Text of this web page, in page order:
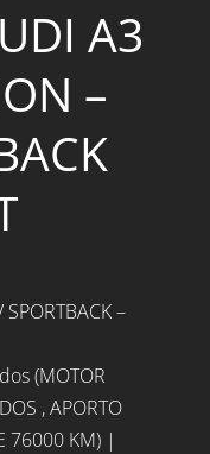
A3
–
–
(MOTOR
, APORTO
76000 KM) |